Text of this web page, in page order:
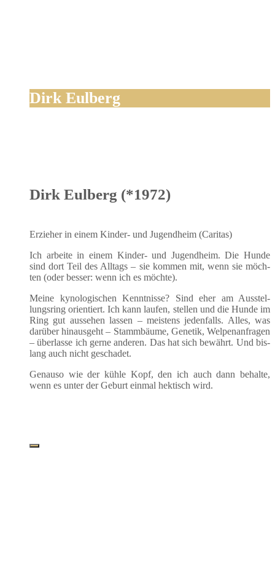
Dirk Eulberg
Dirk Eulberg (*1972)
Erzie­her in einem Kin­der- und Jugend­heim (Cari­tas)
Ich arbei­te in einem Kin­der- und Jugend­heim. Die Hun­de
sind dort Teil des All­tags – sie kom­men mit, wenn sie möch­
ten (oder bes­ser: wenn ich es möchte).
Mei­ne kyno­lo­gi­schen Kennt­nis­se? Sind eher am Aus­stel­
lungs­ring ori­en­tiert. Ich kann lau­fen, stel­len und die Hun­de im
Ring gut aus­se­hen las­sen – meis­tens jeden­falls. Alles, was
dar­über hin­aus­geht – Stamm­bäu­me, Gene­tik, Wel­pen­an­fra­gen
– über­las­se ich ger­ne ande­ren. Das hat sich bewährt. Und bis­
lang auch nicht geschadet.
Genau­so wie der küh­le Kopf, den ich auch dann behal­te,
wenn es unter der Geburt ein­mal hek­tisch wird.